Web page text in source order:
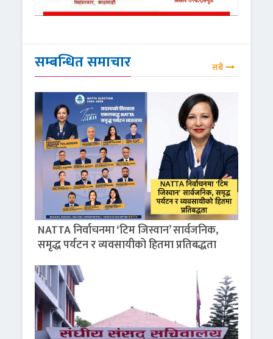
सम्बन्धित समाचार सबै
NATTA निर्वाचनमा ‘टिम जिस्वान’ सार्वजनिक,
समृद्ध पर्यटन र व्यवसायीको हितमा प्रतिबद्धता